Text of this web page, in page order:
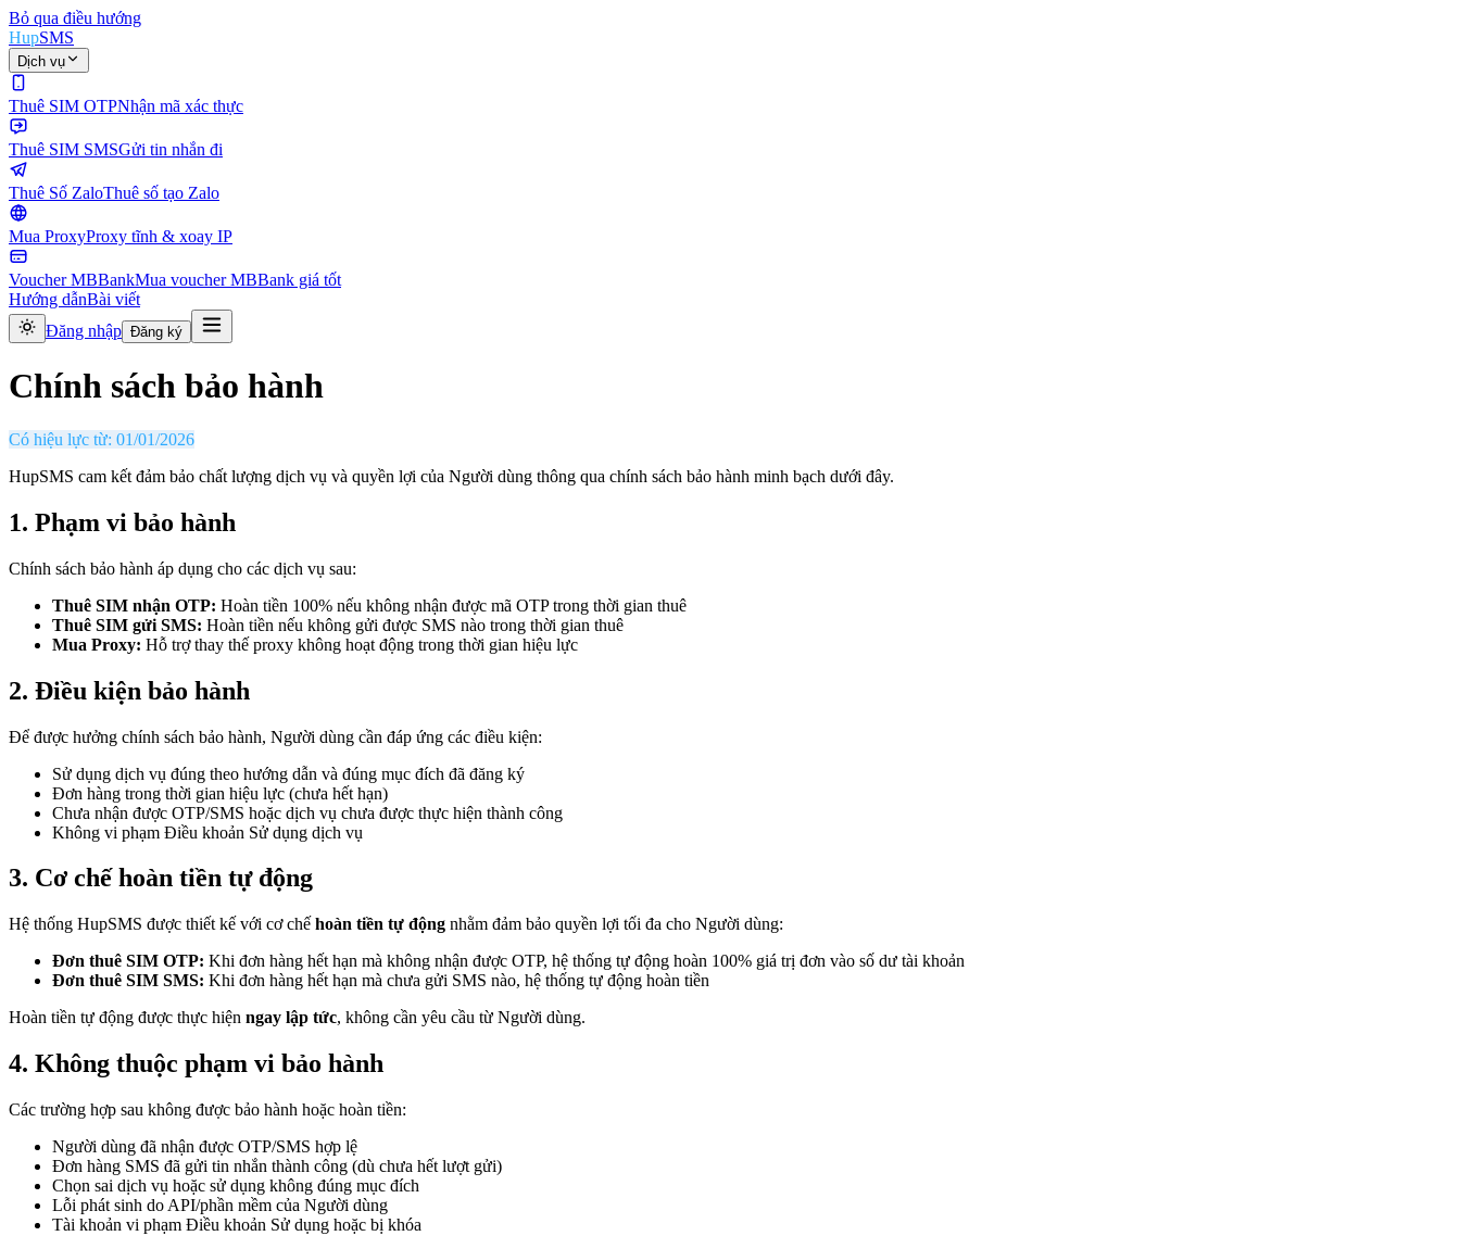
Bỏ qua điều hướng
HupSMS
Dịch vụ
Thuê SIM OTPNhận mã xác thực
Thuê SIM SMSGửi tin nhắn đi
Thuê Số ZaloThuê số tạo Zalo
Mua ProxyProxy tĩnh & xoay IP
Voucher MBBankMua voucher MBBank giá tốt
Hướng dẫnBài viết
Đăng nhập Đăng ký
Chính sách bảo hành
Có hiệu lực từ: 01/01/2026
HupSMS cam kết đảm bảo chất lượng dịch vụ và quyền lợi của Người dùng thông qua chính sách bảo hành minh bạch dưới đây.
1. Phạm vi bảo hành
Chính sách bảo hành áp dụng cho các dịch vụ sau:
Thuê SIM nhận OTP: Hoàn tiền 100% nếu không nhận được mã OTP trong thời gian thuê
Thuê SIM gửi SMS: Hoàn tiền nếu không gửi được SMS nào trong thời gian thuê
Mua Proxy: Hỗ trợ thay thế proxy không hoạt động trong thời gian hiệu lực
2. Điều kiện bảo hành
Để được hưởng chính sách bảo hành, Người dùng cần đáp ứng các điều kiện:
Sử dụng dịch vụ đúng theo hướng dẫn và đúng mục đích đã đăng ký
Đơn hàng trong thời gian hiệu lực (chưa hết hạn)
Chưa nhận được OTP/SMS hoặc dịch vụ chưa được thực hiện thành công
Không vi phạm Điều khoản Sử dụng dịch vụ
3. Cơ chế hoàn tiền tự động
Hệ thống HupSMS được thiết kế với cơ chế hoàn tiền tự động nhằm đảm bảo quyền lợi tối đa cho Người dùng:
Đơn thuê SIM OTP: Khi đơn hàng hết hạn mà không nhận được OTP, hệ thống tự động hoàn 100% giá trị đơn vào số dư tài khoản
Đơn thuê SIM SMS: Khi đơn hàng hết hạn mà chưa gửi SMS nào, hệ thống tự động hoàn tiền
Hoàn tiền tự động được thực hiện ngay lập tức, không cần yêu cầu từ Người dùng.
4. Không thuộc phạm vi bảo hành
Các trường hợp sau không được bảo hành hoặc hoàn tiền:
Người dùng đã nhận được OTP/SMS hợp lệ
Đơn hàng SMS đã gửi tin nhắn thành công (dù chưa hết lượt gửi)
Chọn sai dịch vụ hoặc sử dụng không đúng mục đích
Lỗi phát sinh do API/phần mềm của Người dùng
Tài khoản vi phạm Điều khoản Sử dụng hoặc bị khóa